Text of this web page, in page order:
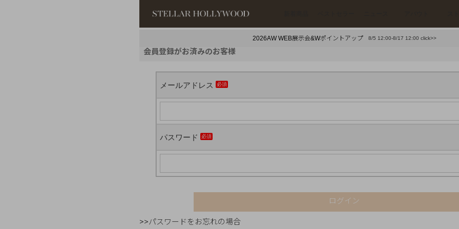
#¥10,000以下プチプラアクセ
#スタッフイチ押し（通勤パールアクセ） ＃写真映えアクセ
2026AW WEB展示会&Wポイントアップ 8/5 12:00-8/17 12:00 click>>
会員登録がお済みのお客様
メールアドレス
パスワード
ログイン
>>パスワードをお忘れの場合